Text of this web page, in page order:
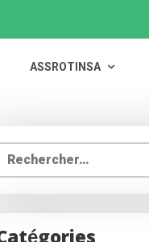
ASSROTINSA
Rechercher :